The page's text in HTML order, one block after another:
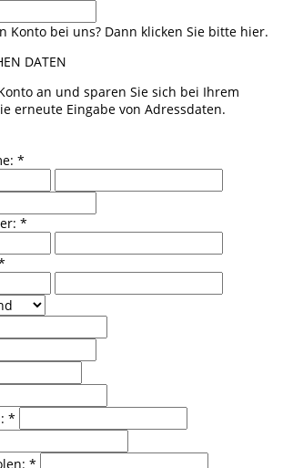
Konto bei uns? Dann klicken Sie bitte hier.
DATEN
an und sparen Sie sich bei Ihrem
erneute Eingabe von Adressdaten.
*
*
*
*